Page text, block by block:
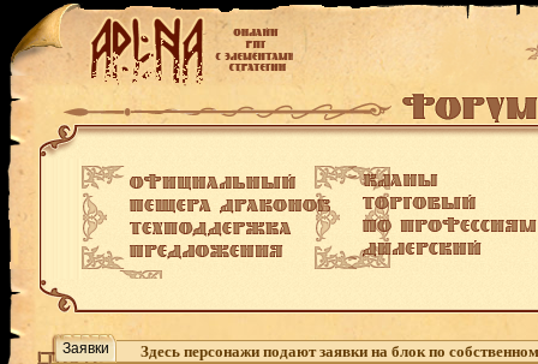
Заявки Здесь персонажи подают заявки на блок по